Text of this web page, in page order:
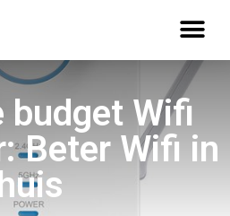
budget Wifi
Beter Wifi in
huis